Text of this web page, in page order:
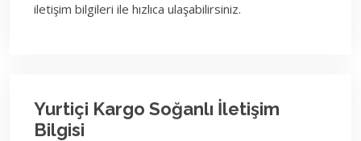
iletişim bilgileri ile hızlıca ulaşabilirsiniz.
Yurtiçi Kargo Soğanlı İletişim
Bilgisi